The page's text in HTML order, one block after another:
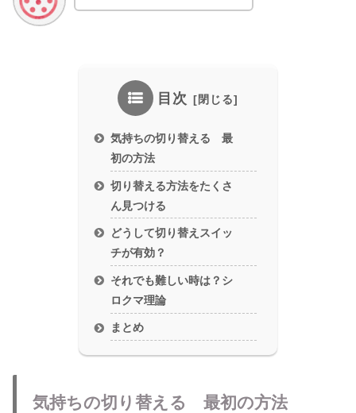
目次
気持ちの切り替える 最
初の方法
切り替える方法をたくさ
ん見つける
どうして切り替えスイッ
チが有効？
それでも難しい時は？シ
ロクマ理論
まとめ
気持ちの切り替える 最初の方法